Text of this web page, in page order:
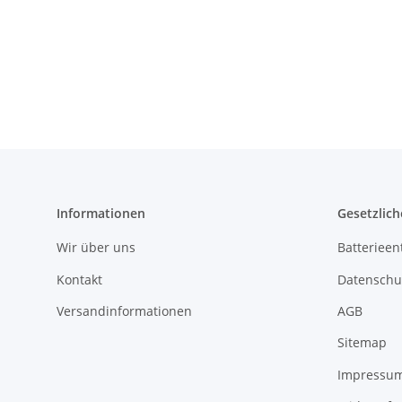
Informationen
Wir über uns
Kontakt
Versandinformationen
AGB
Sitemap